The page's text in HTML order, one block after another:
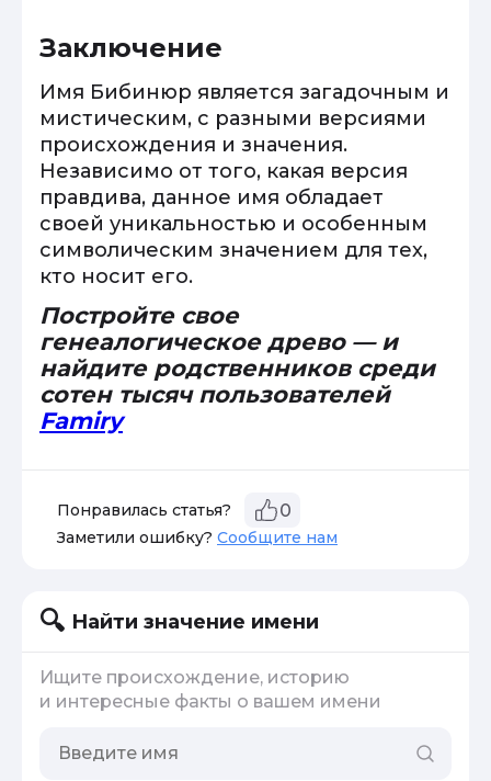
Заключение
Имя Бибинюр является загадочным и
мистическим, с разными версиями
происхождения и значения.
Независимо от того, какая версия
правдива, данное имя обладает
своей уникальностью и особенным
символическим значением для тех,
кто носит его.
Постройте свое
генеалогическое древо — и
найдите родственников среди
сотен тысяч пользователей
Famiry
Понравилась статья? 0
Заметили ошибку? Сообщите нам
Найти значение имени
Ищите происхождение, историю
и интересные факты о вашем имени